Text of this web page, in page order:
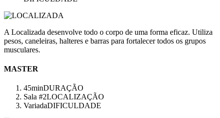
A Localizada desenvolve todo o corpo de uma forma eficaz. Utiliza
pesos, caneleiras, halteres e barras para fortalecer todos os grupos
musculares.
MASTER
45minDURAÇÃO
Sala #2LOCALIZAÇÃO
VariadaDIFICULDADE